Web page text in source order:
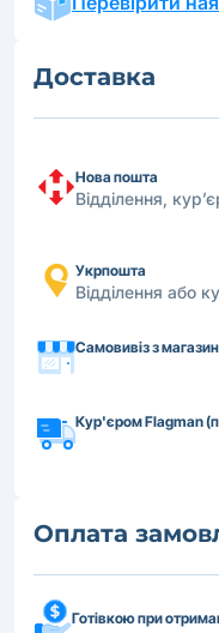
Доставка
Нова пошта
Відділення,
Укрпошта
Відділення або
Самовивіз з
Кур'єром Flagman
Оплата
Готівкою при